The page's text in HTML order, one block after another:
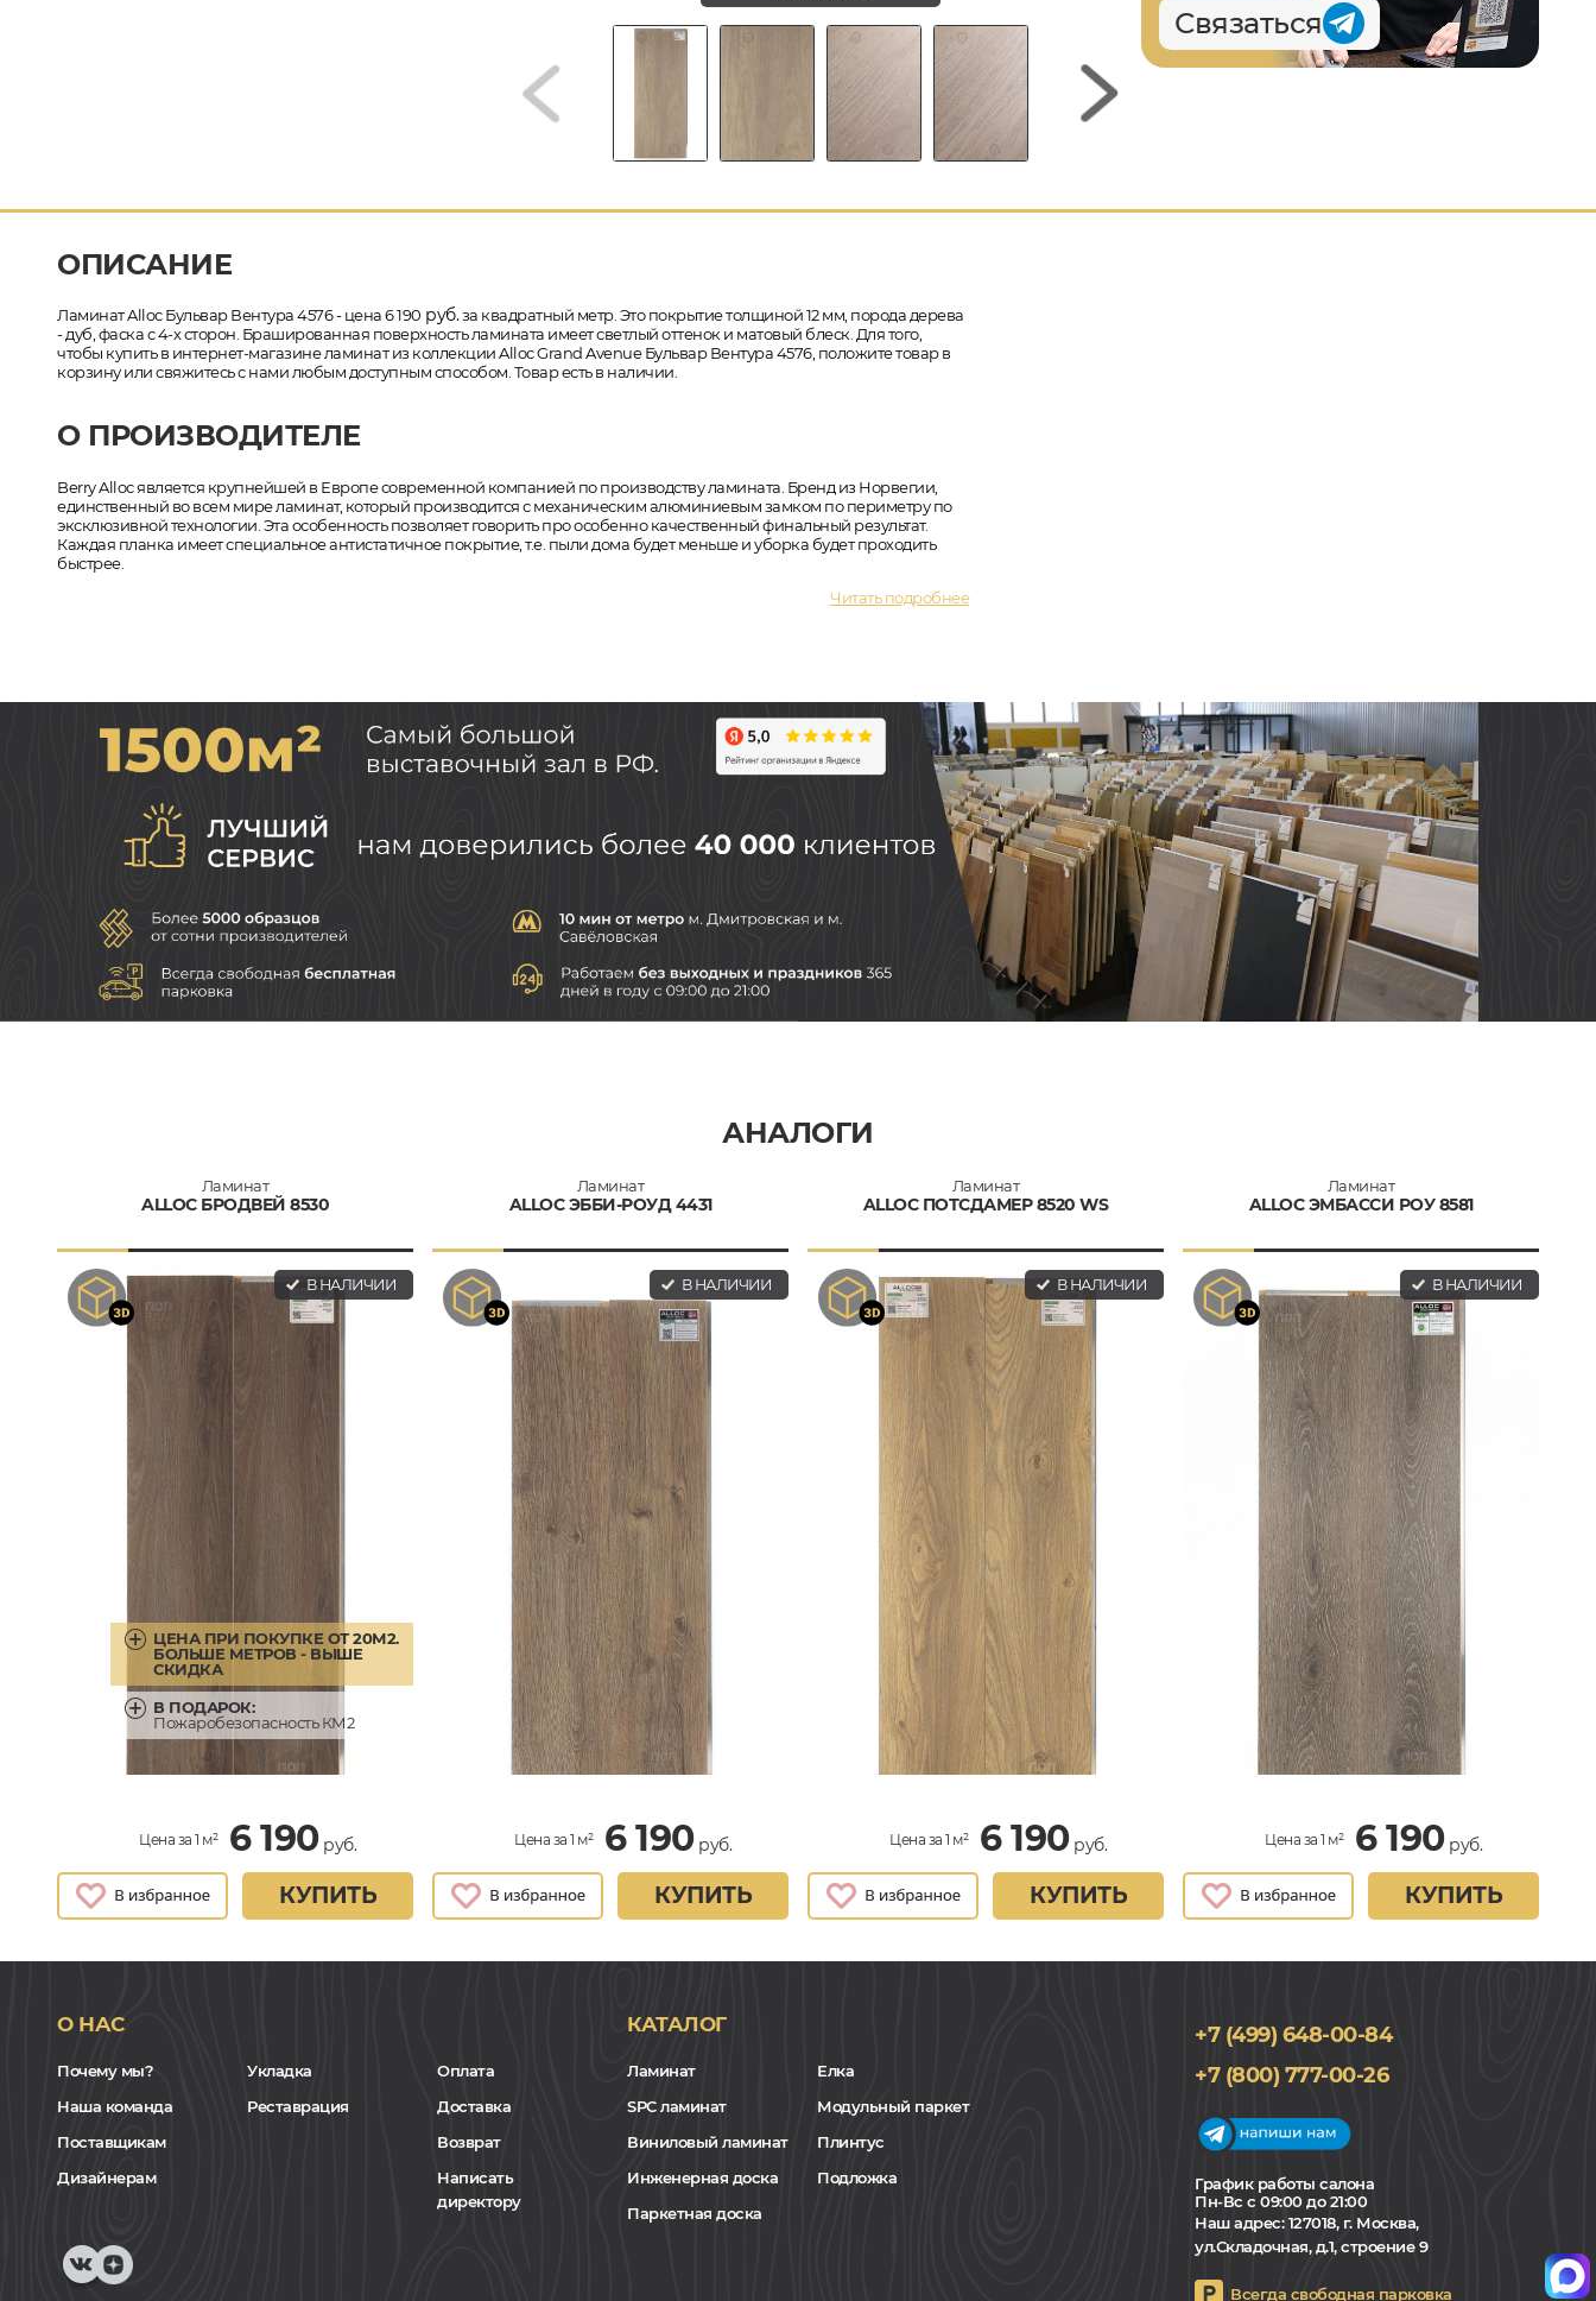
Связаться
ОПИСАНИЕ
Ламинат Alloc Бульвар Вентура 4576 - цена 6 190 руб.за квадратный метр. Это покрытие толщиной 12 мм, порода дерева
- дуб, фаска с 4-х сторон. Брашированная поверхность ламината имеет светлый оттенок и матовый блеск. Для того,
чтобы купить в интернет-магазине ламинат из коллекции Alloc Grand Avenue Бульвар Вентура 4576, положите товар в
корзину или свяжитесь с нами любым доступным способом. Товар есть в наличии.
О ПРОИЗВОДИТЕЛЕ
Berry Alloc является крупнейшей в Европе современной компанией по производству ламината. Бренд из Норвегии,
единственный во всем мире ламинат, который производится с механическим алюминиевым замком по периметру по
эксклюзивной технологии. Эта особенность позволяет говорить про особенно качественный финальный результат.
Каждая планка имеет специальное антистатичное покрытие, т.е. пыли дома будет меньше и уборка будет проходить
быстрее.
Читать подробнее
АНАЛОГИ
Ламинат
ALLOC БРОДВЕЙ 8530
В НАЛИЧИИ
ЦЕНА ПРИ ПОКУПКЕ ОТ 20М2.
БОЛЬШЕ МЕТРОВ - ВЫШЕ
СКИДКА
В ПОДАРОК:
Пожаробезопасность КМ2
Цена за 1 м² 6 190руб.
КУПИТЬ
Ламинат
ALLOC ЭББИ-РОУД 4431
В НАЛИЧИИ
Цена за 1 м² 6 190руб.
КУПИТЬ
Ламинат
ALLOC ПОТСДАМЕР 8520 WS
В НАЛИЧИИ
Цена за 1 м² 6 190руб.
КУПИТЬ
Ламинат
ALLOC ЭМБАССИ РОУ 8581
В НАЛИЧИИ
Цена за 1 м² 6 190руб.
КУПИТЬ
О НАС
Почему мы?
Наша команда
Поставщикам
Дизайнерам
Укладка
Реставрация
Оплата
Доставка
Возврат
Написать
директору
КАТАЛОГ
Ламинат
SPC ламинат
Виниловый ламинат
Инженерная доска
Паркетная доска
Елка
Модульный паркет
Плинтус
Подложка
+7 (499) 648-00-84
+7 (800) 777-00-26
График работы салона
Пн-Вс с 09:00 до 21:00
Наш адрес:127018, г. Москва,
ул.Складочная, д.1, строение 9
Всегда свободная парковка